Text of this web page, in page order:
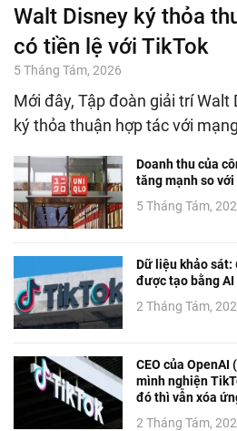
Walt Disney ký thỏa
có tiền lệ với TikTok
5 Tháng Tám, 2026
Mới đây, Tập đoàn giải trí Walt
ký thỏa thuận hợp tác với
Doanh thu của
tăng mạnh so
5 Tháng Tám,
Dữ liệu khảo sát:
được tạo bằng AI
2 Tháng Tám,
CEO của
mình nghiện
đó thì vẫn xóa
2 Tháng Tám,